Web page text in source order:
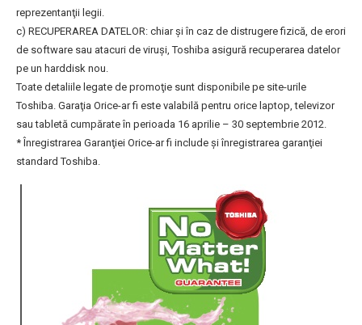
reprezentanţii legii.
c) RECUPERAREA DATELOR: chiar şi în caz de distrugere fizică, de erori
de software sau atacuri de viruşi, Toshiba asigură recuperarea datelor
pe un harddisk nou.
Toate detaliile legate de promoţie sunt disponibile pe site-urile
Toshiba. Garaţia Orice-ar fi este valabilă pentru orice laptop, televizor
sau tabletă cumpărate în perioada 16 aprilie – 30 septembrie 2012.
* Înregistrarea Garanţiei Orice-ar fi include şi înregistrarea garanţiei
standard Toshiba.